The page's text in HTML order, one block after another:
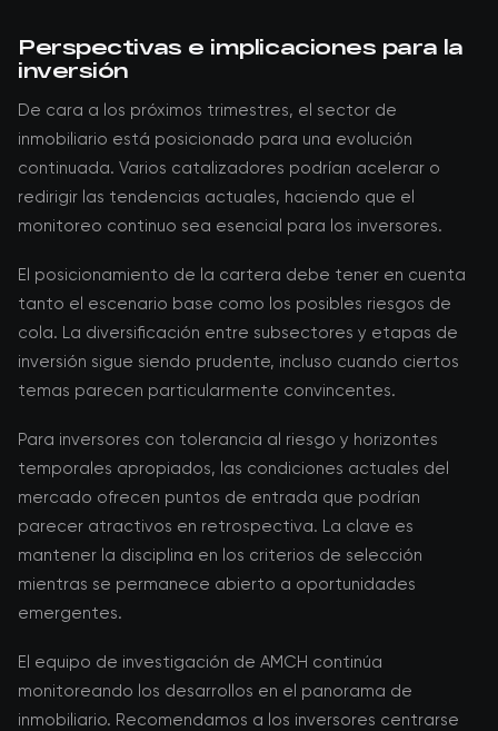
Perspectivas e implicaciones para la
inversión
De cara a los próximos trimestres, el sector de
inmobiliario está posicionado para una evolución
continuada. Varios catalizadores podrían acelerar o
redirigir las tendencias actuales, haciendo que el
monitoreo continuo sea esencial para los inversores.
El posicionamiento de la cartera debe tener en cuenta
tanto el escenario base como los posibles riesgos de
cola. La diversificación entre subsectores y etapas de
inversión sigue siendo prudente, incluso cuando ciertos
temas parecen particularmente convincentes.
Para inversores con tolerancia al riesgo y horizontes
temporales apropiados, las condiciones actuales del
mercado ofrecen puntos de entrada que podrían
parecer atractivos en retrospectiva. La clave es
mantener la disciplina en los criterios de selección
mientras se permanece abierto a oportunidades
emergentes.
El equipo de investigación de AMCH continúa
monitoreando los desarrollos en el panorama de
inmobiliario. Recomendamos a los inversores centrarse